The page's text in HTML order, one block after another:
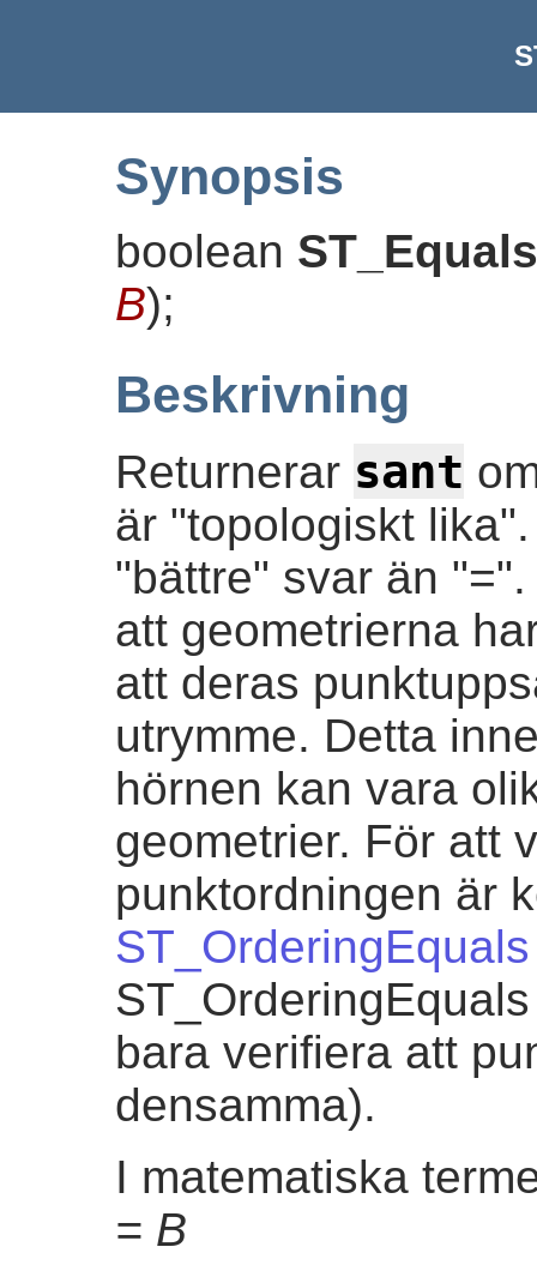
Synopsis
boolean ST_Equals
B);
Beskrivning
Returnerar sant
är "topologiskt
"bättre" svar än
att geometrierna
att deras
utrymme. Detta
hörnen kan vara
geometrier. För att
punktordningen är
ST_OrderingEquals
bara verifiera att
densamma).
I matematiska
= B